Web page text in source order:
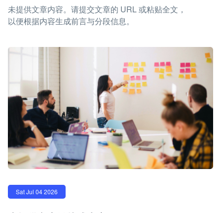
未提供文章内容。请提交文章的 URL 或粘贴全文，
以便根据内容生成前言与分段信息。
Sat Jul 04 2026